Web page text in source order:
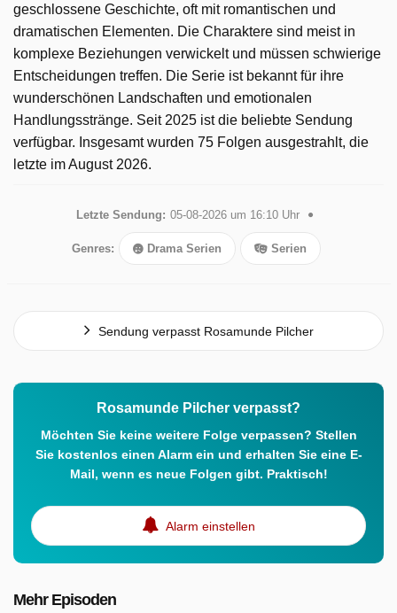
geschlossene Geschichte, oft mit romantischen und
dramatischen Elementen. Die Charaktere sind meist in
komplexe Beziehungen verwickelt und müssen schwierige
Entscheidungen treffen. Die Serie ist bekannt für ihre
wunderschönen Landschaften und emotionalen
Handlungsstränge. Seit 2025 ist die beliebte Sendung
verfügbar. Insgesamt wurden 75 Folgen ausgestrahlt, die
letzte im August 2026.
Letzte Sendung: 05-08-2026 um 16:10 Uhr
Genres: Drama Serien Serien
Sendung verpasst Rosamunde Pilcher
Rosamunde Pilcher verpasst?
Möchten Sie keine weitere Folge verpassen? Stellen
Sie kostenlos einen Alarm ein und erhalten Sie eine E-
Mail, wenn es neue Folgen gibt. Praktisch!
Alarm einstellen
Mehr Episoden